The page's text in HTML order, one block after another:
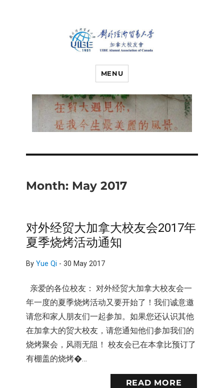
对外经济贸易
大学加拿大校
友会
MENU
Month: May 2017
对外经贸大加拿大校友会2017年
夏季烧烤活动通知
By Yue Qi - 30 May 2017
亲爱的各位校友： 对外经贸大加拿大校友会一
年一度的夏季烧烤活动又要开始了！我们诚意邀
请您和家人朋友们一起参加。如果您还认识其他
在加拿大的贸大校友，请您通知他们参加我们的
烧烤聚会，风雨无阻！ 校友会已在本拿比预订了
有棚盖的烧烤�…
READ MORE